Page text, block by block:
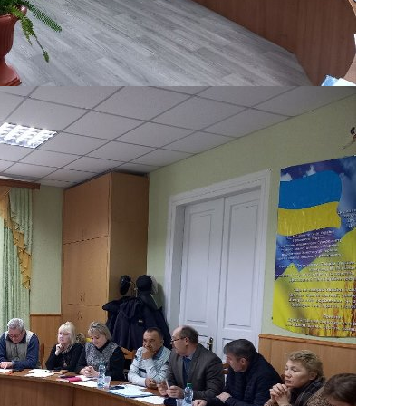
для
осіб з інвалідністю на
працю
07.08.2026 gormr